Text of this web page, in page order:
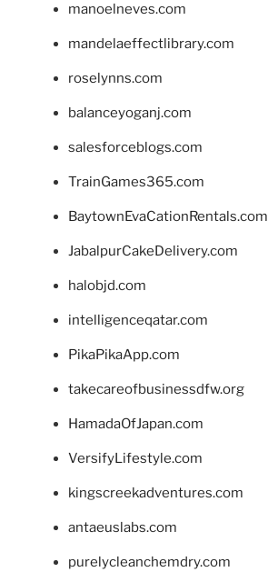
manoelneves.com
mandelaeffectlibrary.com
roselynns.com
balanceyoganj.com
salesforceblogs.com
TrainGames365.com
BaytownEvaCationRentals.com
JabalpurCakeDelivery.com
halobjd.com
intelligenceqatar.com
PikaPikaApp.com
takecareofbusinessdfw.org
HamadaOfJapan.com
VersifyLifestyle.com
kingscreekadventures.com
antaeuslabs.com
purelycleanchemdry.com